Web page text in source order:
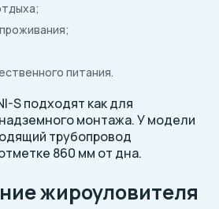
питания.
S подходят как для
монтажа. У модели
трубопровод
860 мм от дна.
жироуловителя